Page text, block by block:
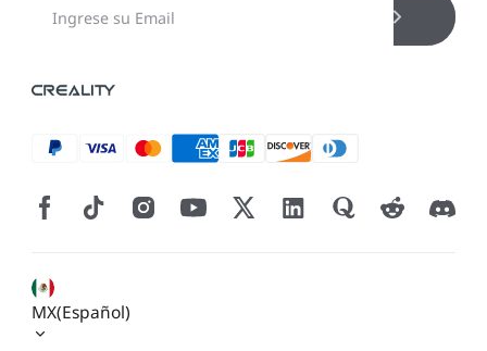
MX(Español)